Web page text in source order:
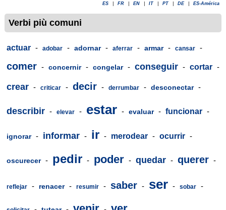
ES FR EN IT PT DE ES-América
Verbi più comuni
actuar - adobar - adornar - aferrar - armar - cansar -
comer - concernir - congelar - conseguir - cortar -
crear - criticar - decir - derrumbar - desconectar -
describir - elevar - estar - evaluar - funcionar -
ignorar - informar - ir - merodear - ocurrir -
oscurecer - pedir - poder - quedar - querer -
reflejar - renacer - resumir - saber - ser - sobar -